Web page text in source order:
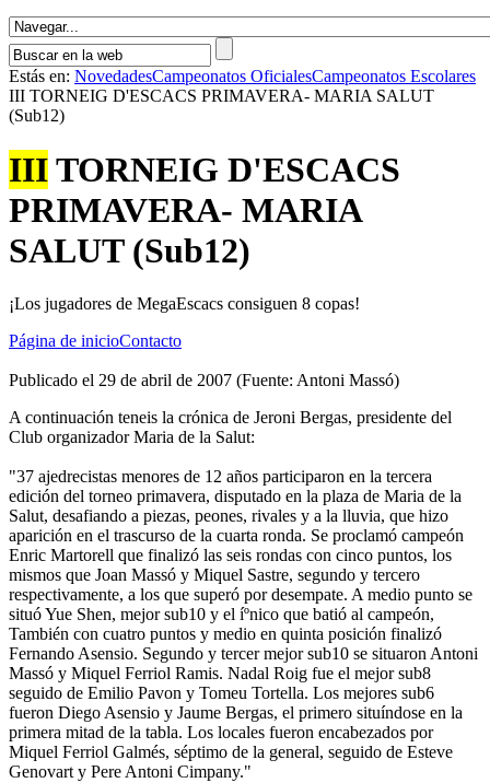
Estás en: NovedadesCampeonatos OficialesCampeonatos Escolares
III TORNEIG D'ESCACS PRIMAVERA- MARIA SALUT
(Sub12)
IIITORNEIG D'ESCACS
PRIMAVERA- MARIA
SALUT (Sub12)
¡Los jugadores de MegaEscacs consiguen 8 copas!
Página de inicioContacto
Publicado el 29 de abril de 2007 (Fuente: Antoni Massó)
A continuación teneis la crónica de Jeroni Bergas, presidente del
Club organizador Maria de la Salut:
"37 ajedrecistas menores de 12 años participaron en la tercera
edición del torneo primavera, disputado en la plaza de Maria de la
Salut, desafiando a piezas, peones, rivales y a la lluvia, que hizo
aparición en el trascurso de la cuarta ronda. Se proclamó campeón
Enric Martorell que finalizó las seis rondas con cinco puntos, los
mismos que Joan Massó y Miquel Sastre, segundo y tercero
respectivamente, a los que superó por desempate. A medio punto se
situó Yue Shen, mejor sub10 y el íºnico que batió al campeón,
También con cuatro puntos y medio en quinta posición finalizó
Fernando Asensio. Segundo y tercer mejor sub10 se situaron Antoni
Massó y Miquel Ferriol Ramis. Nadal Roig fue el mejor sub8
seguido de Emilio Pavon y Tomeu Tortella. Los mejores sub6
fueron Diego Asensio y Jaume Bergas, el primero situíndose en la
primera mitad de la tabla. Los locales fueron encabezados por
Miquel Ferriol Galmés, séptimo de la general, seguido de Esteve
Genovart y Pere Antoni Cimpany."